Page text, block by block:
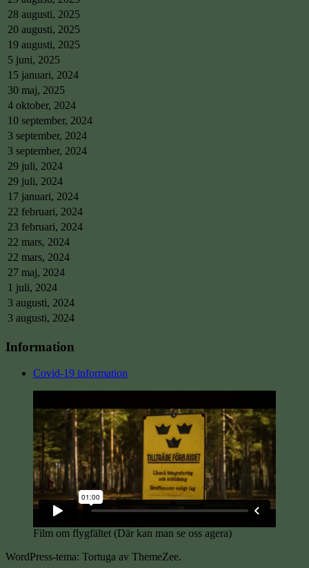
28 augusti, 2025
20 augusti, 2025
19 augusti, 2025
5 juni, 2025
15 januari, 2024
30 maj, 2025
4 oktober, 2024
10 september, 2024
3 september, 2024
3 september, 2024
29 juli, 2024
29 juli, 2024
17 januari, 2024
22 februari, 2024
23 februari, 2024
22 mars, 2024
22 mars, 2024
27 maj, 2024
1 juli, 2024
3 augusti, 2024
3 augusti, 2024
Information
Covid-19 information
Film om flygfältet (Där kan man se oss agera)
WordPress-tema: Tortuga av ThemeZee.